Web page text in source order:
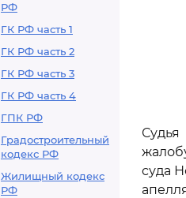
РФ
ГК РФ часть 1
ГК РФ часть 2
ГК РФ часть 3
ГК РФ часть 4
ГПК РФ
Градостроительный
кодекс РФ
Жилищный кодекс
РФ
суда